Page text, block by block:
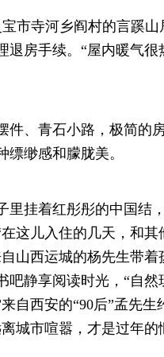
寺河乡阎村的言蹊山
退房手续。“屋内暖气
、青石小路，极简的房
缈感和朦胧美。
挂着红彤彤的中国结，
这儿入住的几天，和
山西运城的杨先生带
吧静享阅读时光，“自
自西安的“90后”孟先
城市喧嚣，才是过年的